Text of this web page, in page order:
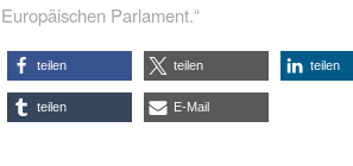
Europäischen Parlament.“
teilen teilen teilen
teilen E-Mail